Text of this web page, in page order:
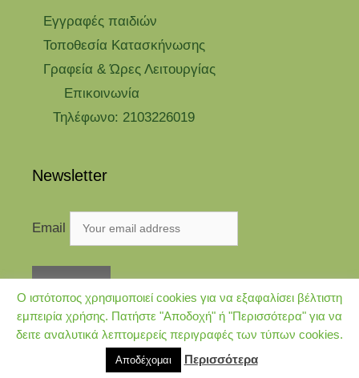
Eγγραφές παιδιών
Τοποθεσία Κατασκήνωσης
Γραφεία & Ώρες Λειτουργίας
Επικοινωνία
Τηλέφωνο: 2103226019
Newsletter
Email
© 2026 Kataskinosi.gr• Φτιαγμένο μεGeneratePress
Ο ιστότοπος χρησιμοποιεί cookies για να εξαφαλίσει βέλτιστη
εμπειρία χρήσης. Πατήστε "Αποδοχή" ή "Περισσότερα" για να
δειτε αναλυτικά λεπτομερείς περιγραφές των τύπων cookies.
Αποδέχομαι Περισσότερα